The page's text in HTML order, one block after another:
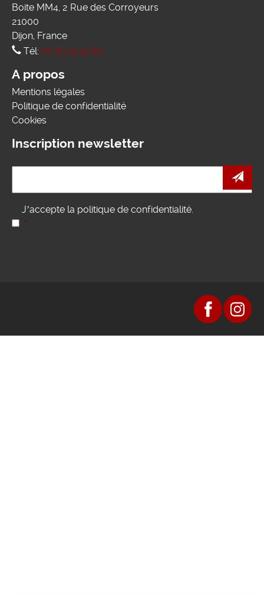
Boite MM4, 2 Rue des Corroyeurs
21000
Dijon, France
Tél: 07 83 15 51 82
A propos
Mentions légales
Politique de confidentialité
Cookies
Inscription newsletter
e-
RGPD *
J’accepte la politique de confidentialité.
*
icon
Facebook
icon